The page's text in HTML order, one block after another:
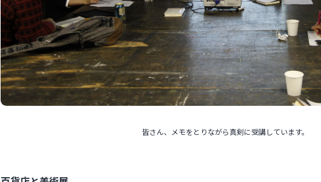
皆さん、メモをとりながら真剣に受講しています。